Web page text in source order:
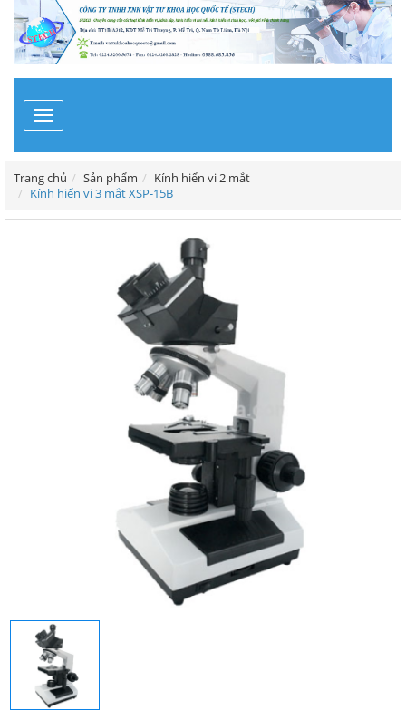
Toggle
navigation
Trang chủ Sản phẩm
Kính hiển vi 2 mắt
Kính hiển vi 3 mắt XSP-15B